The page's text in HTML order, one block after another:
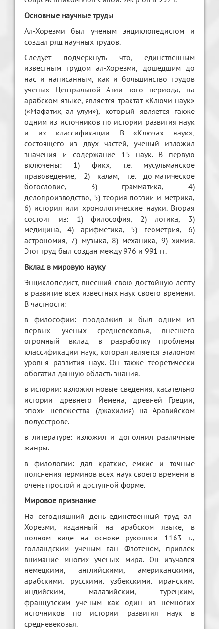
Основные научные труды
Ал-Хорезми был ученым энциклопедистом и
создал ряд научных трудов.
Следует подчеркнуть что, единственным
известным трудом ал-Хорезми, дошедшим до
нас и написанным, как и большинство трудов
ученых Центральной Азии того периода, на
арабском языке, является трактат «Ключи наук»
(«Мафатиҳ ал-улум»), который является также
одним из источников по истории развития наук
и их классификации. В «Ключах наук»,
состоящего из двух частей, ученый изложил
значения и содержание 15 наук. В первую
включены: 1) фикх, т.е. мусульманское
правоведение, 2) калам, т.е. догматическое
богословие, 3) грамматика, 4)
делопроизводство, 5) теория поэзии и метрика,
6) история или хронологические науки. Вторая
состоит из: 1) философия, 2) логика, 3)
медицина, 4) арифметика, 5) геометрия, 6)
астрономия, 7) музыка, 8) механика, 9) химия.
Этот труд был создан между 976 и 991 гг.
Вклад в мировую науку
Энциклопедист, внесший свою достойную лепту
в развитие всех известных наук своего времени.
В частности:
в философии: продолжил и был одним из
первых ученых средневековья, внесшего
огромный вклад в разработку проблемы
классификации наук, которая является эталоном
уровня развития наук. Он также теоретически
обогатил данную область знания.
в истории: изложил новые сведения, касательно
истории древнего Йемена, древней Греции,
эпохи невежества (джахилия) на Аравийском
полуострове.
в литературе: изложил и дополнил различные
жанры.
в филологии: дал краткие, емкие и точные
пояснения терминов всех наук своего времени в
очень простой и доступной форме.
Мировое признание
На сегодняшний день единственный труд ал-
Хорезми, изданный на арабском языке, в
полном виде на основе рукописи 1163 г.,
голландским ученым ван Флотеном, привлек
внимание многих ученых мира. Он изучался
немецкими, английскими, американскими,
арабскими, русскими, узбекскими, иранским,
индийским, малазийским, турецким,
французским ученым как один из немногих
источников по истории развития наук в
средневековья.